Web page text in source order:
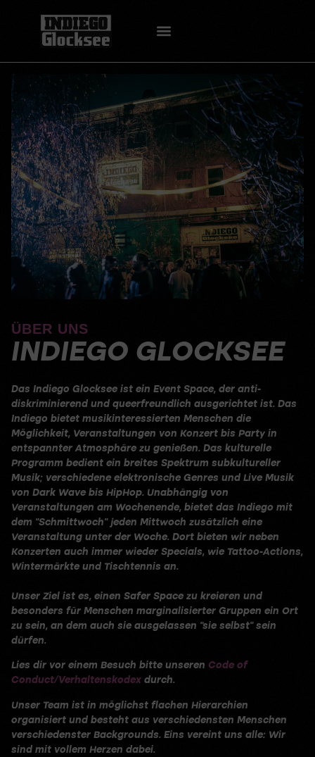
ÜBER UNS
INDIEGO GLOCKSEE
Das Indiego Glocksee ist ein Event Space, der anti-
diskriminierend und queerfreundlich ausgerichtet ist. Das
Indiego bietet musikinteressierten Menschen die
Möglichkeit, Veranstaltungen von Konzert bis Party in
entspannter Atmosphäre zu genießen. Das kulturelle
Programm bedient ein breites Spektrum subkultureller
Musik; verschiedene elektronische Genres und Live Musik
von Dark Wave bis HipHop. Unabhängig von
Veranstaltungen am Wochenende, bietet das Indiego mit
dem “Schmittwoch” jeden Mittwoch zusätzlich eine
Veranstaltung unter der Woche. Dort bieten wir neben
Konzerten auch immer wieder Specials, wie Tattoo-Actions,
Wintermärkte und Tischtennis an.
Unser Ziel ist es, einen Safer Space zu kreieren und
besonders für Menschen marginalisierter Gruppen ein Ort
zu sein, an dem auch sie ausgelassen “sie selbst” sein
dürfen.
Lies dir vor einem Besuch bitte unseren Code of
Conduct/Verhaltenskodex durch.
Unser Team ist in möglichst flachen Hierarchien
organisiert und besteht aus verschiedensten Menschen
verschiedenster Backgrounds. Eins vereint uns alle: Wir
sind mit vollem Herzen dabei.